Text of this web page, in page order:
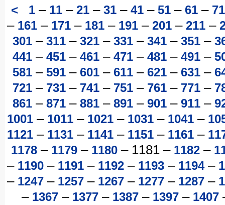
< 1 – 11 – 21 – 31 – 41 – 51 – 61 – 71
– 161 – 171 – 181 – 191 – 201 – 211 –
301– 311– 321– 331– 341– 351–
441– 451– 461– 471– 481– 491–
581– 591– 601– 611– 621– 631–
721– 731– 741– 751– 761– 771–
861– 871– 881– 891– 901– 911–
1001– 1011– 1021– 1031– 1041–
1121– 1131– 1141– 1151– 1161–
1178 – 1179 – 1180 – 1181 – 1182 –
– 1190– 1191– 1192– 1193– 1194–
– 1247– 1257– 1267– 1277– 1287–
– 1367 – 1377 – 1387 – 1397 – 1407